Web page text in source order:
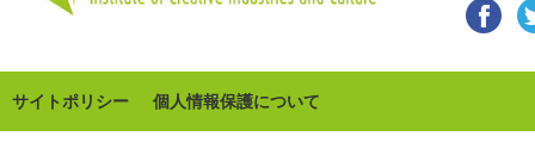
サイトポリシー 個人情報保護について